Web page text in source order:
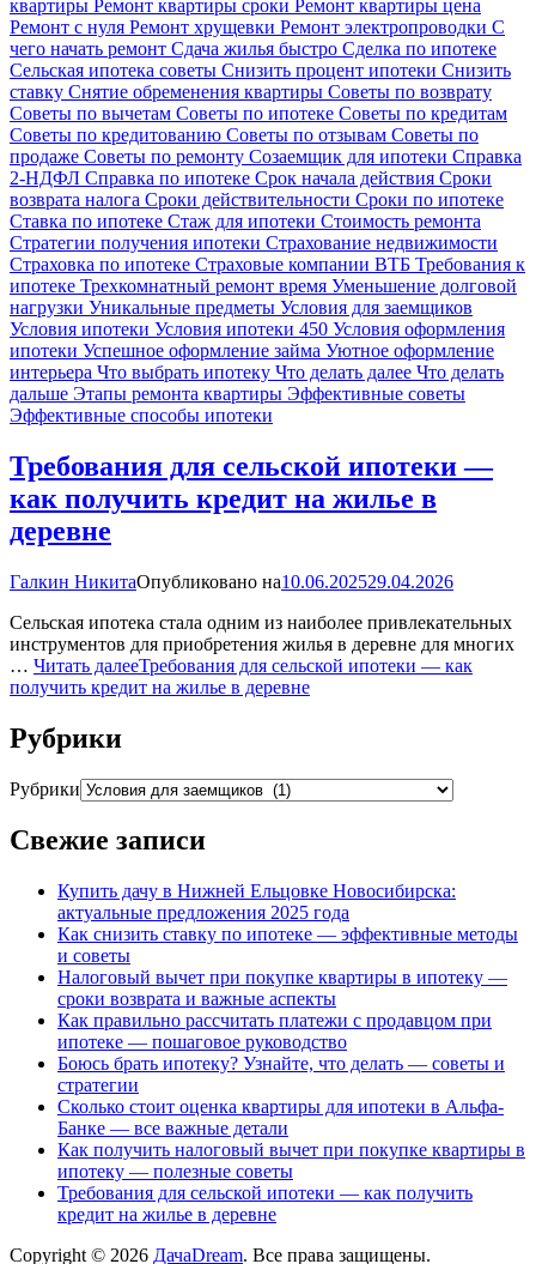
квартиры Ремонт квартиры сроки Ремонт квартиры цена
Ремонт с нуля Ремонт хрущевки Ремонт электропроводки С
чего начать ремонт Сдача жилья быстро Сделка по ипотеке
Сельская ипотека советы Снизить процент ипотеки Снизить
ставку Снятие обременения квартиры Советы по возврату
Советы по вычетам Советы по ипотеке Советы по кредитам
Советы по кредитованию Советы по отзывам Советы по
продаже Советы по ремонту Созаемщик для ипотеки Справка
2-НДФЛ Справка по ипотеке Срок начала действия Сроки
возврата налога Сроки действительности Сроки по ипотеке
Ставка по ипотеке Стаж для ипотеки Стоимость ремонта
Стратегии получения ипотеки Страхование недвижимости
Страховка по ипотеке Страховые компании ВТБ Требования к
ипотеке Трехкомнатный ремонт время Уменьшение долговой
нагрузки Уникальные предметы Условия для заемщиков
Условия ипотеки Условия ипотеки 450 Условия оформления
ипотеки Успешное оформление займа Уютное оформление
интерьера Что выбрать ипотеку Что делать далее Что делать
дальше Этапы ремонта квартиры Эффективные советы
Эффективные способы ипотеки
Требования для сельской ипотеки —
как получить кредит на жилье в
деревне
Галкин НикитаОпубликовано на10.06.202529.04.2026
Сельская ипотека стала одним из наиболее привлекательных
инструментов для приобретения жилья в деревне для многих
… Читать далееТребования для сельской ипотеки — как
получить кредит на жилье в деревне
Рубрики
Рубрики
Свежие записи
Купить дачу в Нижней Ельцовке Новосибирска:
актуальные предложения 2025 года
Как снизить ставку по ипотеке — эффективные методы
и советы
Налоговый вычет при покупке квартиры в ипотеку —
сроки возврата и важные аспекты
Как правильно рассчитать платежи с продавцом при
ипотеке — пошаговое руководство
Боюсь брать ипотеку? Узнайте, что делать — советы и
стратегии
Сколько стоит оценка квартиры для ипотеки в Альфа-
Банке — все важные детали
Как получить налоговый вычет при покупке квартиры в
ипотеку — полезные советы
Требования для сельской ипотеки — как получить
кредит на жилье в деревне
Copyright © 2026 ДачаDream. Все права защищены.